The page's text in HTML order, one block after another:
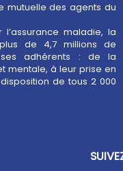
mutuelle des agents du
maladie, la
de 4,7 millions de
ses adhérents : de la
mentale, à leur prise en
de tous 2 000
et à l’attractivité du
fondateur du Groupe